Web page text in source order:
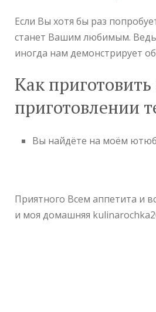
Если Вы хотя бы раз
станет Вашим любимым. Ведь
иногда нам демонстрирует
Как приготовить
приготовлении
Вы найдёте на моём
Приятного Всем аппетита и
и моя домашняя